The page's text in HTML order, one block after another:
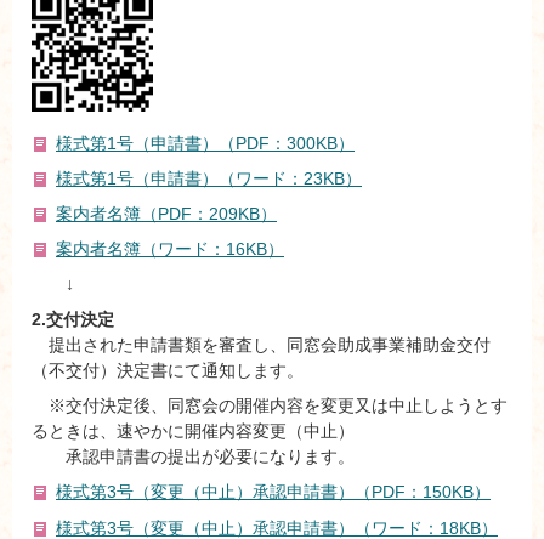
様式第1号（申請書）（PDF：300KB）
様式第1号（申請書）（ワード：23KB）
案内者名簿（PDF：209KB）
案内者名簿（ワード：16KB）
↓
2.交付決定
提出された申請書類を審査し、同窓会助成事業補助金交付
（不交付）決定書にて通知します。
※交付決定後、同窓会の開催内容を変更又は中止しようとす
るときは、速やかに開催内容変更（中止）
承認申請書の提出が必要になります。
様式第3号（変更（中止）承認申請書）（PDF：150KB）
様式第3号（変更（中止）承認申請書）（ワード：18KB）